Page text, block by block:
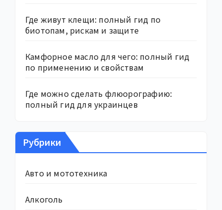
Где живут клещи: полный гид по
биотопам, рискам и защите
Камфорное масло для чего: полный гид
по применению и свойствам
Где можно сделать флюорографию:
полный гид для украинцев
Рубрики
Авто и мототехника
Алкоголь